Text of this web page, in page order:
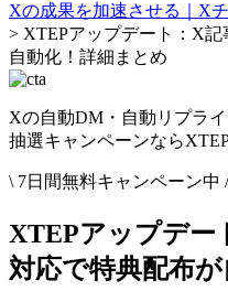
Xの成果を加速させる｜X
> XTEPアップデート：X
自動化！詳細まとめ
Xの自動DM・自動リプライ
抽選キャンペーンなら
\ 7日間無料キャンペーン中 /
XTEPアップデー
対応で特典配布